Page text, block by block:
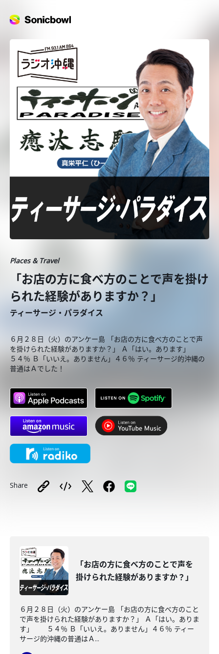
Places & Travel
「お店の方に食べ方のことで声を掛け
られた経験がありますか？」
ティーサージ・パラダイス
６月２８日（火）のアンケー島 「お店の方に食べ方のことで声
を掛けられた経験がありますか？」 Ａ「はい。あります」
５４％ Ｂ「いいえ。ありません」４６％ ティーサージ的沖縄の
普通はＡでした！
Share
「お店の方に食べ方のことで声を
掛けられた経験がありますか？」
６月２８日（火）のアンケー島 「お店の方に食べ方のこと
で声を掛けられた経験がありますか？」 Ａ「はい。ありま
す」 ５４％ Ｂ「いいえ。ありません」４６％ ティー
サージ的沖縄の普通はＡ...